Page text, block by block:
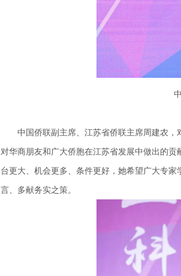
中国侨联副主席、江苏省侨联主席周建农，
对华商朋友和广大侨胞在江苏省发展中做出的
台更大、机会更多、条件更好，她希望广大专
言、多献务实之策。